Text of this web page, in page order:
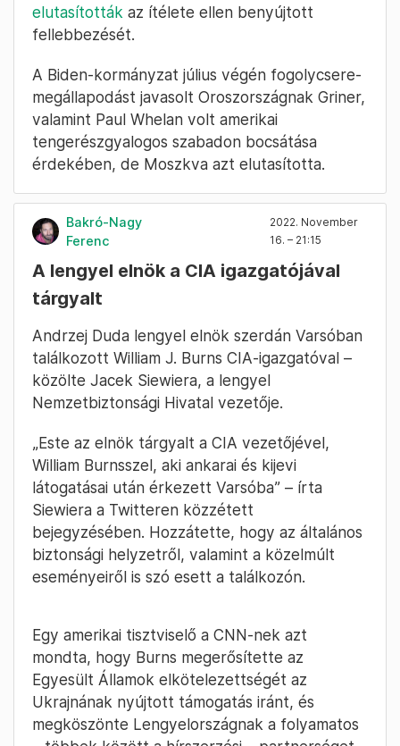
elutasították az ítélete ellen benyújtott
fellebbezését.
A Biden-kormányzat július végén fogolycsere-
megállapodást javasolt Oroszországnak Griner,
valamint Paul Whelan volt amerikai
tengerészgyalogos szabadon bocsátása
érdekében, de Moszkva azt elutasította.
Bakró-Nagy
Ferenc
2022. November
16. – 21:15
A lengyel elnök a CIA igazgatójával
tárgyalt
Andrzej Duda lengyel elnök szerdán Varsóban
találkozott William J. Burns CIA-igazgatóval –
közölte Jacek Siewiera, a lengyel
Nemzetbiztonsági Hivatal vezetője.
„Este az elnök tárgyalt a CIA vezetőjével,
William Burnsszel, aki ankarai és kijevi
látogatásai után érkezett Varsóba” – írta
Siewiera a Twitteren közzétett
bejegyzésében. Hozzátette, hogy az általános
biztonsági helyzetről, valamint a közelmúlt
eseményeiről is szó esett a találkozón.
Egy amerikai tisztviselő a CNN-nek azt
mondta, hogy Burns megerősítette az
Egyesült Államok elkötelezettségét az
Ukrajnának nyújtott támogatás iránt, és
megköszönte Lengyelországnak a folyamatos